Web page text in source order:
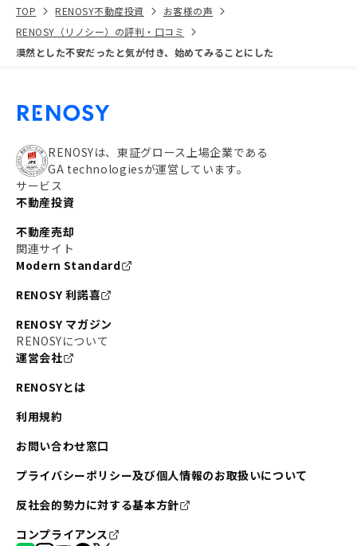
TOP RENOSY不動産投資
お客様の声
RENOSY（リノシー）の評判・口コミ
漠然とした不安だったと気が付き、始めてみることにした
RENOSYは、東証グロース上場企業である
GA technologiesが運営しています。
サービス
不動産投資
不動産売却
関連サイト
Modern Standard
RENOSY 利諾喜
RENOSY マガジン
RENOSYについて
運営会社
RENOSYとは
利用規約
お問い合わせ窓口
プライバシーポリシー及び個人情報のお取扱いについて
反社会的勢力に対する基本方針
コンプライアンス